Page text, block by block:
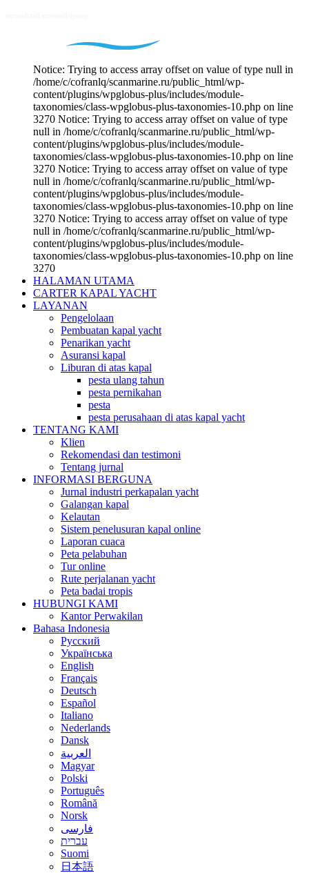
Notice: Trying to access array offset on value of type null in
/home/c/cofranlq/scanmarine.ru/public_html/wp-
content/plugins/wpglobus-plus/includes/module-
taxonomies/class-wpglobus-plus-taxonomies-10.php on line
3270 Notice: Trying to access array offset on value of type
null in /home/c/cofranlq/scanmarine.ru/public_html/wp-
content/plugins/wpglobus-plus/includes/module-
taxonomies/class-wpglobus-plus-taxonomies-10.php on line
3270 Notice: Trying to access array offset on value of type
null in /home/c/cofranlq/scanmarine.ru/public_html/wp-
content/plugins/wpglobus-plus/includes/module-
taxonomies/class-wpglobus-plus-taxonomies-10.php on line
3270 Notice: Trying to access array offset on value of type
null in /home/c/cofranlq/scanmarine.ru/public_html/wp-
content/plugins/wpglobus-plus/includes/module-
taxonomies/class-wpglobus-plus-taxonomies-10.php on line
3270
HALAMAN UTAMA
CARTER KAPAL YACHT
LAYANAN
Pengelolaan
Pembuatan kapal yacht
Penarikan yacht
Asuransi kapal
Liburan di atas kapal
pesta ulang tahun
pesta pernikahan
pesta
pesta perusahaan di atas kapal yacht
TENTANG KAMI
Klien
Rekomendasi dan testimoni
Tentang jurnal
INFORMASI BERGUNA
Jurnal industri perkapalan yacht
Galangan kapal
Kelautan
Sistem penelusuran kapal online
Laporan cuaca
Peta pelabuhan
Tur online
Rute perjalanan yacht
Peta badai tropis
HUBUNGI KAMI
Kantor Perwakilan
Bahasa Indonesia
Русский
Українська
English
Français
Deutsch
Español
Italiano
Nederlands
Dansk
العربية
Magyar
Polski
Português
Română
Norsk
فارسی
עברית
Suomi
日本語